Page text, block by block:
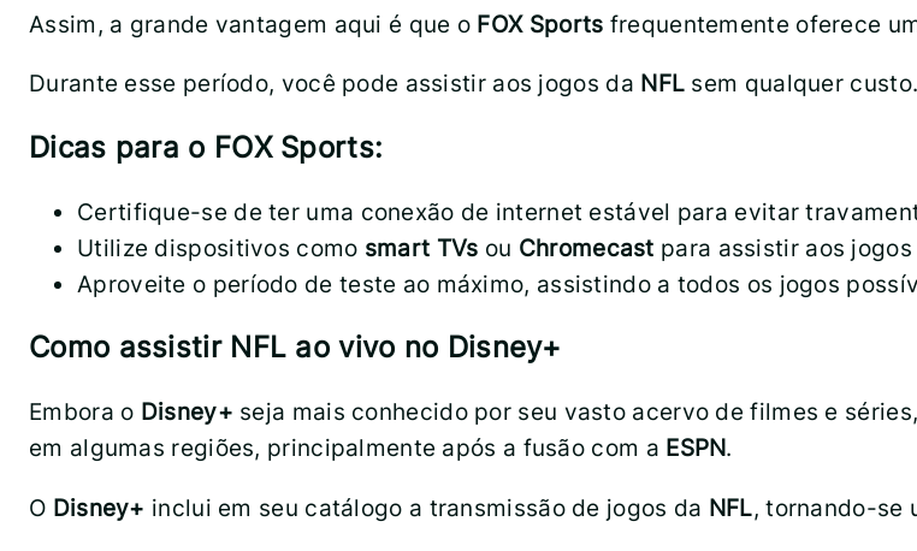
Assim, a grande vantagem aqui é que o FOX Sports frequentemente oferece
Durante esse período, você pode assistir aos jogos da NFL sem qualquer custo.
Dicas para o FOX Sports:
Certifique-se de ter uma conexão de internet estável para evitar
Utilize dispositivos como smart TVs ou Chromecast para assistir aos
Aproveite o período de teste ao máximo, assistindo a todos os jogos
Como assistir NFL ao vivo no Disney+
Embora o Disney+ seja mais conhecido por seu vasto acervo de filmes e
em algumas regiões, principalmente após a fusão com a ESPN.
O Disney+ inclui em seu catálogo a transmissão de jogos da NFL, tornando-se